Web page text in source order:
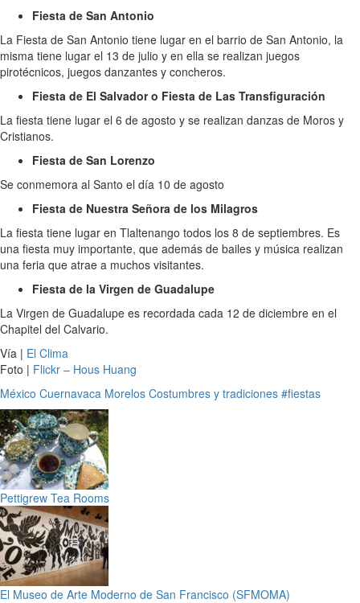
Fiesta de San Antonio
La Fiesta de San Antonio tiene lugar en el barrio de San Antonio, la
misma tiene lugar el 13 de julio y en ella se realizan juegos
pirotécnicos, juegos danzantes y concheros.
Fiesta de El Salvador o Fiesta de Las Transfiguración
La fiesta tiene lugar el 6 de agosto y se realizan danzas de Moros y
Cristianos.
Fiesta de San Lorenzo
Se conmemora al Santo el día 10 de agosto
Fiesta de Nuestra Señora de los Milagros
La fiesta tiene lugar en Tlaltenango todos los 8 de septiembres. Es
una fiesta muy importante, que además de bailes y música realizan
una feria que atrae a muchos visitantes.
Fiesta de la Virgen de Guadalupe
La Virgen de Guadalupe es recordada cada 12 de diciembre en el
Chapitel del Calvario.
Vía | El Clima
Foto | Flickr – Hous Huang
México Cuernavaca Morelos Costumbres y tradiciones #fiestas
Pettigrew Tea Rooms
El Museo de Arte Moderno de San Francisco (SFMOMA)